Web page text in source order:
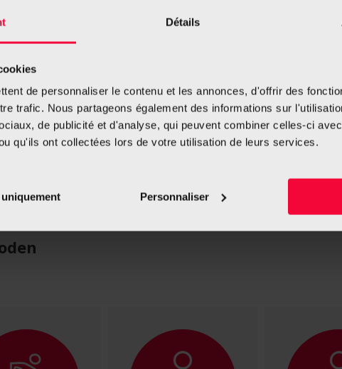
Détails
de personnaliser le contenu et les annonces, d'offrir des
trafic. Nous partageons également des informations sur
de publicité et d'analyse, qui peuvent combiner celles-ci
qu'ils ont collectées lors de votre utilisation de leurs services.
Personnaliser
mindern und dazu
In
regelmäßig praktizierte
sie tragen dazu bei,
Suchtverhalten bewusst zu
Standpunkt des
automatisierte
besser begreifen, was
Zigarette verspürt.
Weiterlesen